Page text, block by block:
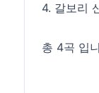
4. 갈보리
총 4곡 입